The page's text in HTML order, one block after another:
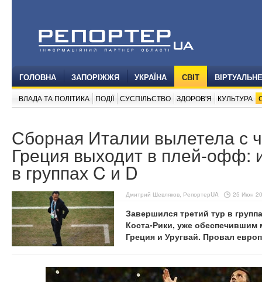
ГОЛОВНА ЗАПОРІЖЖЯ УКРАЇНА СВІТ
ВЛАДА ТА ПОЛІТИКА ПОДІЇ СУСПІЛЬСТВО ЗДОРОВ'Я КУЛЬТУРА
Сборная Италии вылетела с
Греция выходит в плей-офф:
в группах C и D
Дмитрий Шевляков, РепортерUA 25 Июн
Завершился третий тур в
Коста-Рики, уже обеспечившим
Греция и Уругвай. Провал